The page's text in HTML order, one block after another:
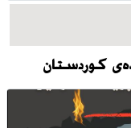
کوردستان